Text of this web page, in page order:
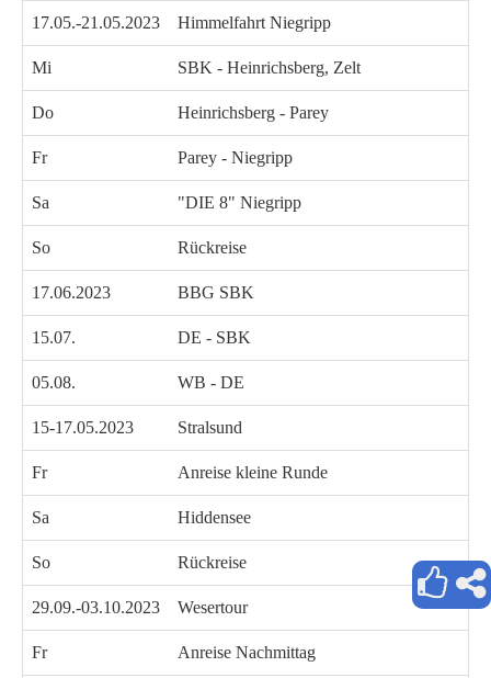
17.05.-21.05.2023 Himmelfahrt Niegripp
Mi SBK - Heinrichsberg, Zelt
Do Heinrichsberg - Parey
Fr Parey - Niegripp
Sa "DIE 8" Niegripp
So Rückreise
17.06.2023 BBG SBK
15.07. DE - SBK
05.08. WB - DE
15-17.05.2023 Stralsund
Fr Anreise kleine Runde
Sa Hiddensee
So Rückreise
29.09.-03.10.2023 Wesertour
Fr Anreise Nachmittag